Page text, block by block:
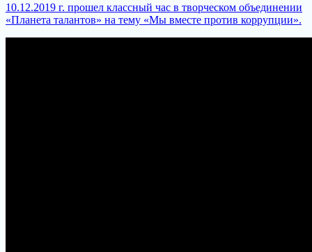
10.12.2019 г. прошел классный час в творческом объединении
«Планета талантов» на тему «Мы вместе против коррупции».